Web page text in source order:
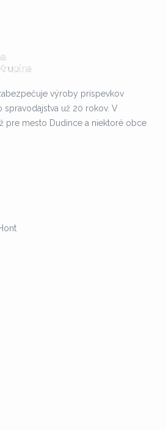
výroby príspevkov
už 20 rokov. V
pre mesto Dudince a niektoré obce